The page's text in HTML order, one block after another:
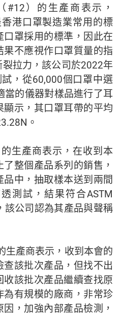
#12）的生產商表示，
港口罩製造業常用的標
罩採用的標準，因此在
不應視作口罩質量的指
拉力，該公司於2022年
，從60,000個口罩中選
當的儀器對樣品進行了耳
示，其口罩耳帶的平均
。
生產商表示，在收到本
整個產品系列的銷售，
中，抽取樣本送到兩間
測試，結果符合ASTM
該公司認為其產品與聲稱
生產商表示，收到本會的
該批次產品，但找不出
該批次產品繼續查找原
有規模的廠商，非常珍
，加強內部產品檢測，